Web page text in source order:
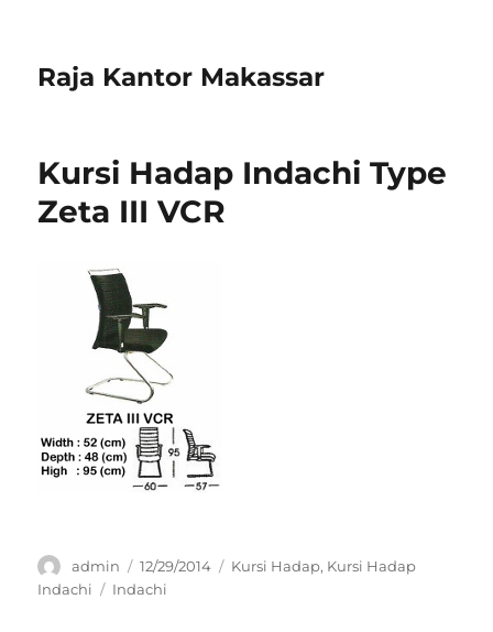
Raja Kantor Makassar
Kursi Hadap Indachi Type
Zeta III VCR
Author
admin
Posted
on
12/29/2014 Categories
Kursi Hadap, Kursi Hadap
Indachi
Tags
Indachi